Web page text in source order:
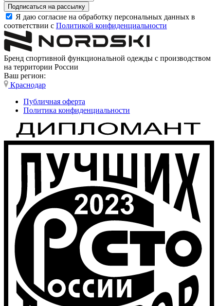
Подписаться на рассылку
Я даю согласие на обработку персональных данных в
соответствии с Политикой конфиденциальности
Бренд спортивной функциональной одежды с производством
на территории России
Ваш регион:
Краснодар
Публичная оферта
Политика конфиденциальности